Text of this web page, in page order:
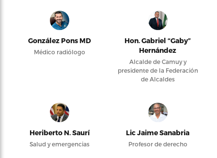
González Pons MD
Médico radiólogo
Hon. Gabriel “Gaby”
Hernández
Alcalde de Camuy y
presidente de la Federación
de Alcaldes
Heriberto N. Saurí
Salud y emergencias
Lic Jaime Sanabria
Profesor de derecho